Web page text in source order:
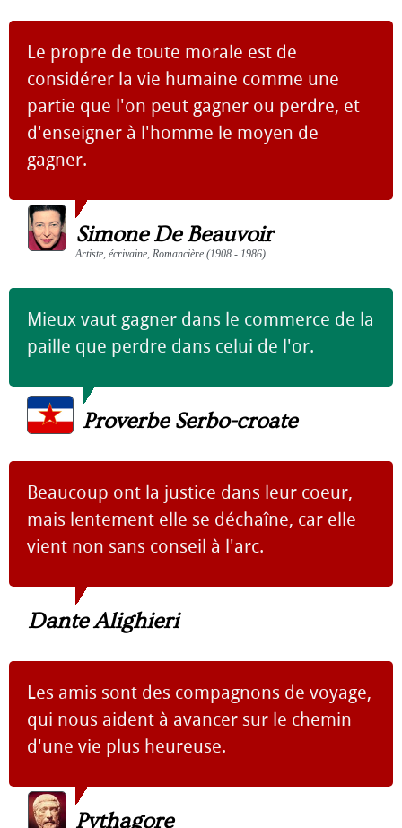
Le propre de toute morale est de
considérer la vie humaine comme une
partie que l'on peut gagner ou perdre, et
d'enseigner à l'homme le moyen de
gagner.
Simone De Beauvoir
Artiste, écrivaine, Romancière (1908 - 1986)
Mieux vaut gagner dans le commerce de la
paille que perdre dans celui de l'or.
Proverbe Serbo-croate
Beaucoup ont la justice dans leur coeur,
mais lentement elle se déchaîne, car elle
vient non sans conseil à l'arc.
Dante Alighieri
Les amis sont des compagnons de voyage,
qui nous aident à avancer sur le chemin
d'une vie plus heureuse.
Pythagore